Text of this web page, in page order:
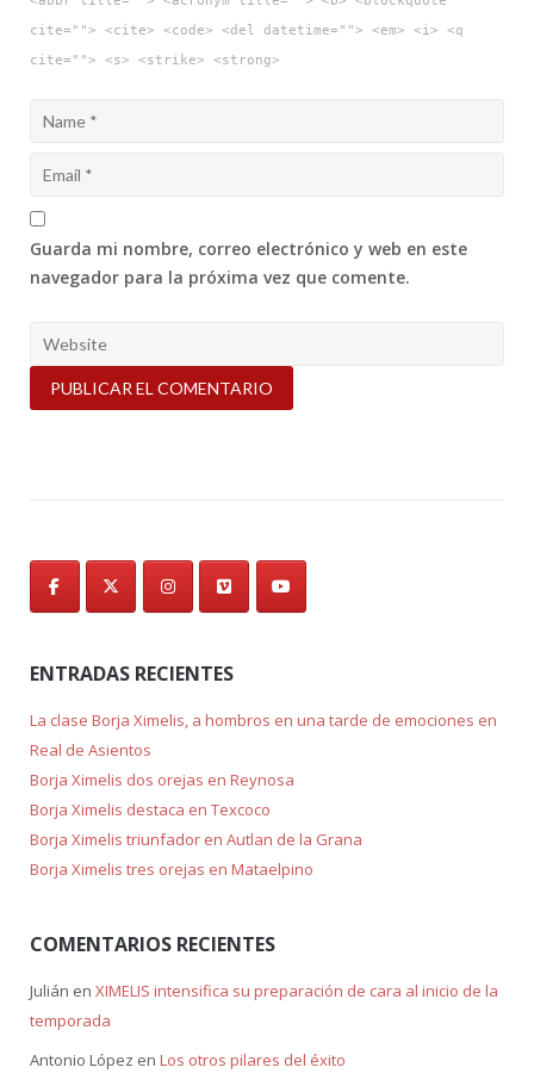
cite=""> <cite> <code> <del datetime=""> <em> <i> <q
cite=""> <s> <strike> <strong>
Guarda mi nombre, correo electrónico y web en este
navegador para la próxima vez que comente.
ENTRADAS RECIENTES
La clase Borja Ximelis, a hombros en una tarde de emociones en
Real de Asientos
Borja Ximelis dos orejas en Reynosa
Borja Ximelis destaca en Texcoco
Borja Ximelis triunfador en Autlan de la Grana
Borja Ximelis tres orejas en Mataelpino
COMENTARIOS RECIENTES
Julián en XIMELIS intensifica su preparación de cara al inicio de la
temporada
Antonio López en Los otros pilares del éxito